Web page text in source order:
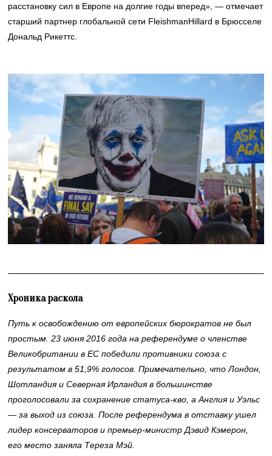
расстановку сил в Европе на долгие годы вперед», — отмечает
старший партнер глобальной сети FleishmanHillard в Брюсселе
Дональд Рикеттс.
Хроника раскола
Путь к освобождению от европейских бюрократов не был
простым. 23 июня 2016 года на референдуме о членстве
Великобритании в ЕС победили противники союза с
результатом в 51,9% голосов. Примечательно, что Лондон,
Шотландия и Северная Ирландия в большинстве
проголосовали за сохранение статуса-кво, а Англия и Уэльс
— за выход из союза. После референдума в отставку ушел
лидер консерваторов и премьер-министр Дэвид Кэмерон,
его место заняла Тереза Мэй.